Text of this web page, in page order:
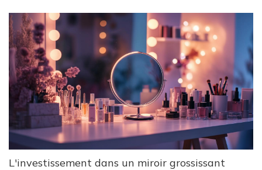
L'investissement dans un miroir grossissant